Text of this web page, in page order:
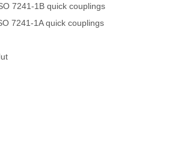
7241-1B quick couplings
7241-1A quick couplings